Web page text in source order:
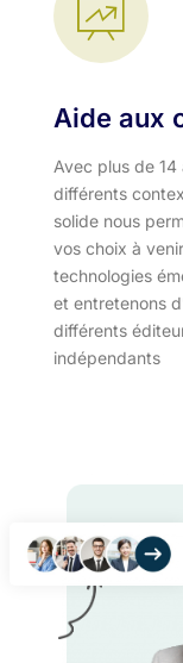
Aide aux
Avec plus de
différents
solide nous
vos choix à
technologies
et entretenons
différents
indépendants